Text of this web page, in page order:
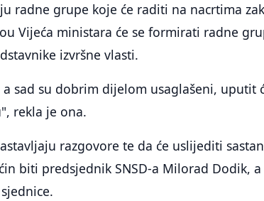
radne grupe koje će raditi na nacrtima
Vijeća ministara će se formirati radne
izvršne vlasti.
a sad su dobrim dijelom usaglašeni, uputit
rekla je ona.
razgovore te da će uslijediti
biti predsjednik SNSD-a Milorad Dodik,